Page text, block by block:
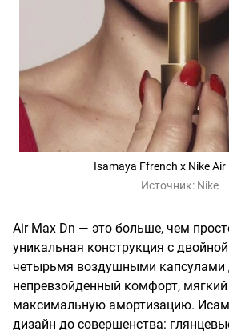
Isamaya Ffrench x Nike Air
Источник: Nike
Air Max Dn — это больше, чем
уникальная конструкция с
четырьмя воздушными капсулами
непревзойденный комфорт, мягкий
максимальную амортизацию.
дизайн до совершенства: